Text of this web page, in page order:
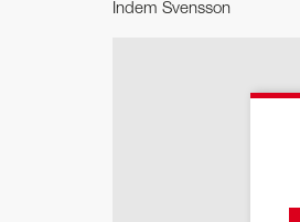
Indem Svensson